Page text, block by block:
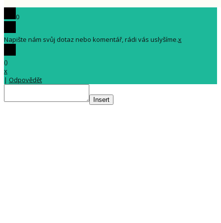
0
Napište nám svůj dotaz nebo komentář, rádi vás uslyšíme.x
()
x
| Odpovědět
Insert